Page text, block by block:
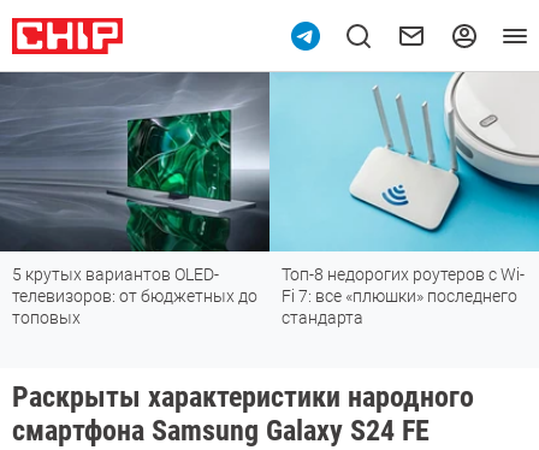
5 крутых вариантов OLED-
телевизоров: от бюджетных до
топовых
Топ-8 недорогих роутеров с Wi-
Fi 7: все «плюшки» последнего
стандарта
Раскрыты характеристики народного
смартфона Samsung Galaxy S24 FE